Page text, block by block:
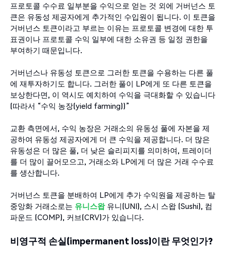
프로토콜 수수료 일부분을 수익으로 얻는 것 외에 거버넌스 토
큰은 유동성 제공자에게 추가적인 수입원이 됩니다. 이 토큰을
거버넌스 토큰이라고 부르는 이유는 프로토콜 변경에 대한 투
표권이나 프로토콜 수익 일부에 대한 소유권 등 일정 권한을
부여하기 때문입니다.
거버넌스나 유동성 토큰으로 그러한 토큰을 수용하는 다른 풀
에 재투자하기도 합니다. 그러한 풀이 LP에게 또 다른 토큰을
보상한다면, 이 역시도 예치하여 수익을 극대화할 수 있습니다
(따라서 “수익 농장(yield farming))”
교환 측면에서, 수익 농장은 거래소의 유동성 풀에 자본을 제
공하여 유동성 제공자에게 더 큰 수익을 제공합니다. 더 많은
유동성은 더 많은 풀, 더 낮은 슬리피지를 의미하여, 트레이더
를 더 많이 끌어모으고, 거래소와 LP에게 더 많은 거래 수수료
를 생산합니다.
거버넌스 토큰을 분배하여 LP에게 추가 수익원을 제공하는 탈
중앙화 거래소로는 유니스왑유니(UNI), 스시 스왑 (Sushi), 컴
파운드 (COMP), 커브(CRV)가 있습니다.
비영구적 손실(impermanent loss)이란 무엇인가?